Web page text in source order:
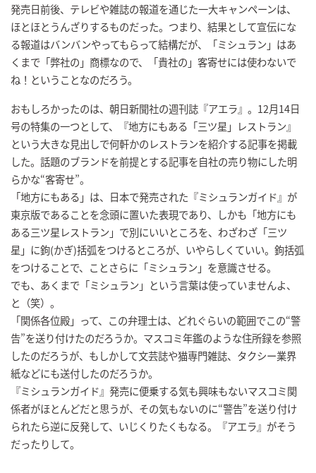
発売日前後、テレビや雑誌の報道を通じた一大キャンペーンは、
ほとほとうんざりするものだった。つまり、結果として宣伝にな
る報道はバンバンやってもらって結構だが、「ミシュラン」はあ
くまで「弊社の」商標なので、「貴社の」客寄せには使わないで
ね！ということなのだろう。
おもしろかったのは、朝日新聞社の週刊誌『アエラ』。12月14日
号の特集の一つとして、『地方にもある「三ツ星」レストラン』
という大きな見出しで何軒かのレストランを紹介する記事を掲載
した。話題のブランドを前提とする記事を自社の売り物にした明
らかな“客寄せ”。
「地方にもある」は、日本で発売された『ミシュランガイド』が
東京版であることを念頭に置いた表現であり、しかも「地方にも
ある三ツ星レストラン」で別にいいところを、わざわざ「三ツ
星」に鉤(かぎ)括弧をつけるところが、いやらしくていい。鉤括弧
をつけることで、ことさらに「ミシュラン」を意識させる。
でも、あくまで「ミシュラン」という言葉は使っていませんよ、
と（笑）。
「関係各位殿」って、この弁理士は、どれぐらいの範囲でこの“警
告”を送り付けたのだろうか。マスコミ年鑑のような住所録を参照
したのだろうが、もしかして文芸誌や猫専門雑誌、タクシー業界
紙などにも送付したのだろうか。
『ミシュランガイド』発売に便乗する気も興味もないマスコミ関
係者がほとんどだと思うが、その気もないのに“警告”を送り付け
られたら逆に反発して、いじくりたくもなる。『アエラ』がそう
だったりして。